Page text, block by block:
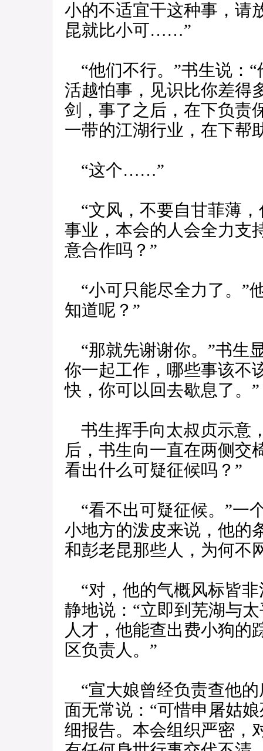
小的不适宜干这种事，请
昆就比小可……”
“他们不行。”书生说：
活越怕事，见识比你差得
剑，事了之后，在下负责
一带的江湖行业，在下帮
“这个……”
“文风，不要自甘菲薄
事业，本会的人会全力支
意合作吗？”
“小可只能尽全力了。”
知道呢？”
“那就先谢谢你。”书生
你一起工作，哪些事该不
快，你可以回去歇息了。”
书生挥手向太叔贞示意
后，书生向一直在两侧交
看出什么可疑征候吗？”
“看不出可疑征候。”一
小地方的泼皮来说，他的
和彭老昆那些人，为何不
“对，他的气概风标皆非
静地说：“立即到芜湖与
人才，他能查出费小狗的
区负责人。”
“宣大娘曾经负责查他的
面无常说：“可惜申屠姑
细报告。本会组织严密，